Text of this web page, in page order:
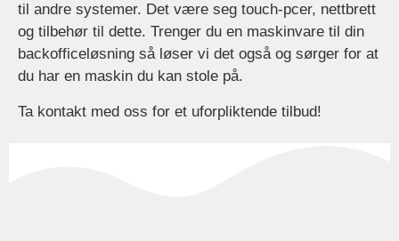
til andre systemer. Det være seg touch-pcer, nettbrett
og tilbehør til dette. Trenger du en maskinvare til din
backofficeløsning så løser vi det også og sørger for at
du har en maskin du kan stole på.
Ta kontakt med oss for et uforpliktende tilbud!